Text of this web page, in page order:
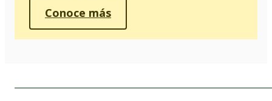
Conoce más